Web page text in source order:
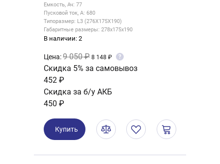
Емкость, Ач: 77
Пусковой ток, А: 680
Типоразмер: L3 (276X175X190)
Габаритные размеры: 278x175x190
В наличии: 2
Цена:9 050 ₽ 8 148 ₽ ?
Скидка 5% за самовывоз
452 ₽
Скидка за б/у АКБ
450 ₽
Купить